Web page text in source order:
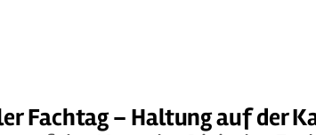
Fachtag – Haltung auf der